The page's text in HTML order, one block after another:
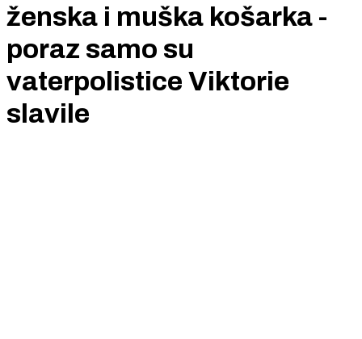
ženska i muška košarka -
poraz samo su
vaterpolistice Viktorie
slavile